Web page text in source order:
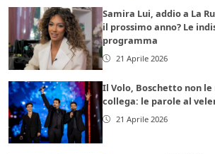
Samira Lui, addio a La
il prossimo anno? Le
programma
21 Aprile 2026
Il Volo, Boschetto non
collega: le parole al
21 Aprile 2026